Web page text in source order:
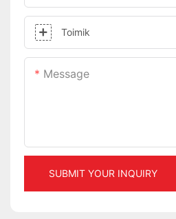
Toimik
Message
SUBMIT YOUR INQUIRY